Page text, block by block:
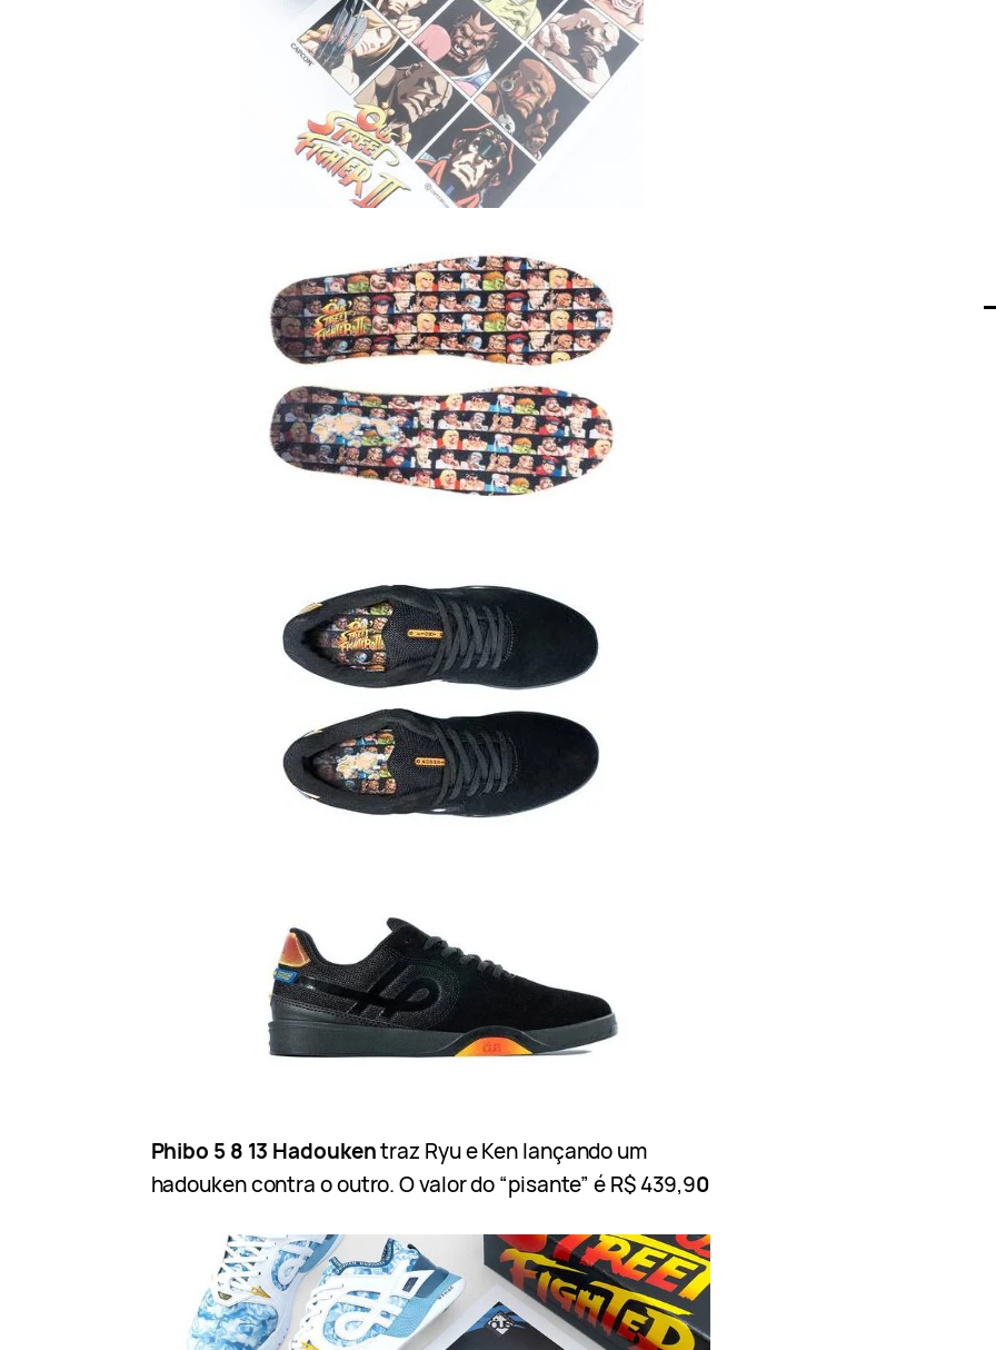
Phibo 5 8 13 Hadoukentraz Ryu e Ken lançando um
hadouken contra o outro. O valor do “pisante” é R$ 439,90